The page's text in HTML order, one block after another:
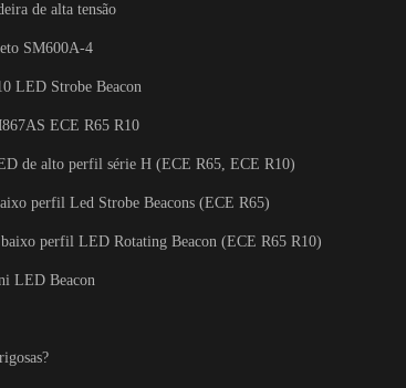
de alta tensão
SM600A-4
LED Strobe Beacon
ECE R65 R10
de alto perfil série H (ECE R65, ECE R10)
perfil Led Strobe Beacons (ECE R65)
perfil LED Rotating Beacon (ECE R65 R10)
LED Beacon